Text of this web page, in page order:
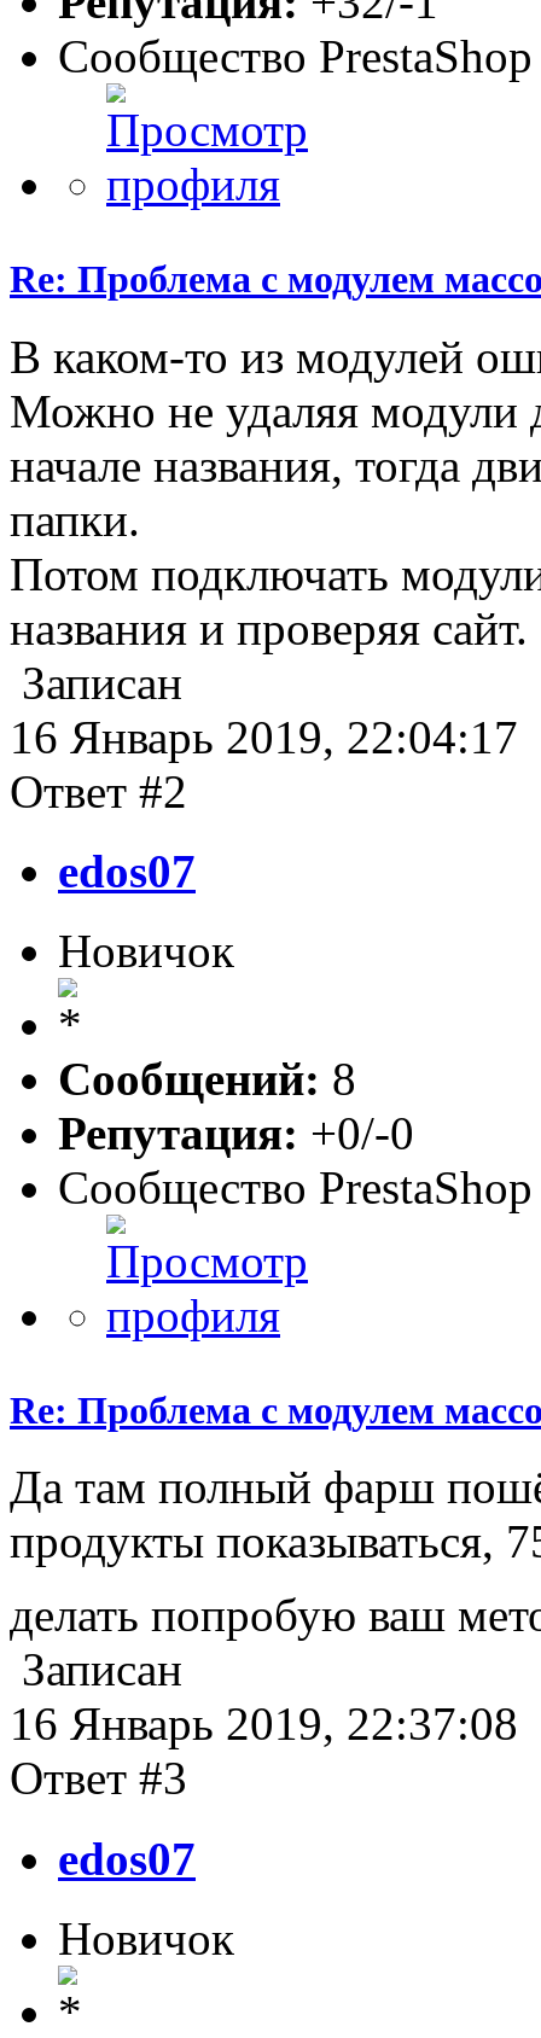
Сообщество PrestaShop
Re: Проблема с модулем
В каком-то из модулей
Можно не удаляя модули
начале названия, тогда
папки.
Потом подключать
названия и проверяя сайт.
Записан
16 Январь 2019, 22:04:17
Ответ #2
edos07
Новичок
Сообщений: 8
Репутация: +0/-0
Сообщество PrestaShop
Re: Проблема с модулем
Да там полный фарш
продукты показываться,
делать попробую ваш
Записан
16 Январь 2019, 22:37:08
Ответ #3
edos07
Новичок